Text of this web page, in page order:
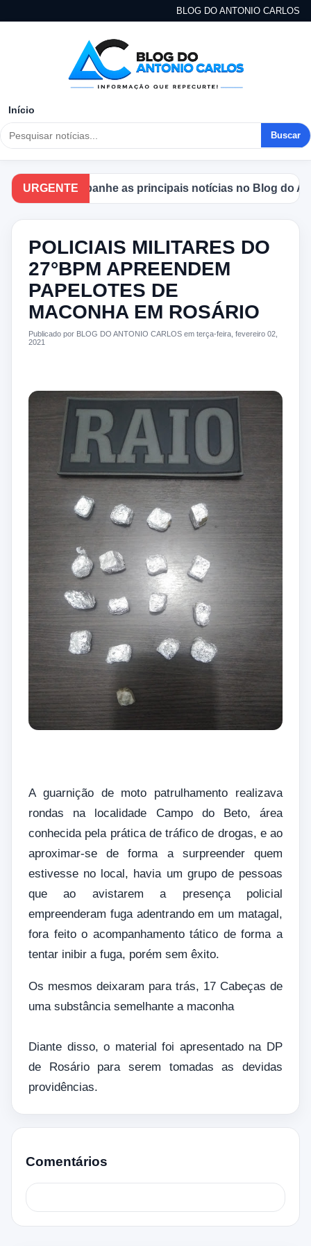
BLOG DO ANTONIO CARLOS
Início
Buscar
URGENTE
Acompanhe as principais notícias no Blog do
POLICIAIS MILITARES DO
27°BPM APREENDEM
PAPELOTES DE
MACONHA EM ROSÁRIO
Publicado por BLOG DO ANTONIO CARLOS em terça-feira, fevereiro 02,
2021
A guarnição de moto patrulhamento realizava
rondas na localidade Campo do Beto, área
conhecida pela prática de tráfico de drogas, e ao
aproximar-se de forma a surpreender quem
estivesse no local, havia um grupo de pessoas
que ao avistarem a presença policial
empreenderam fuga adentrando em um matagal,
fora feito o acompanhamento tático de forma a
tentar inibir a fuga, porém sem êxito.
Os mesmos deixaram para trás, 17 Cabeças de
uma substância semelhante a maconha
Diante disso, o material foi apresentado na DP
de Rosário para serem tomadas as devidas
providências.
Comentários